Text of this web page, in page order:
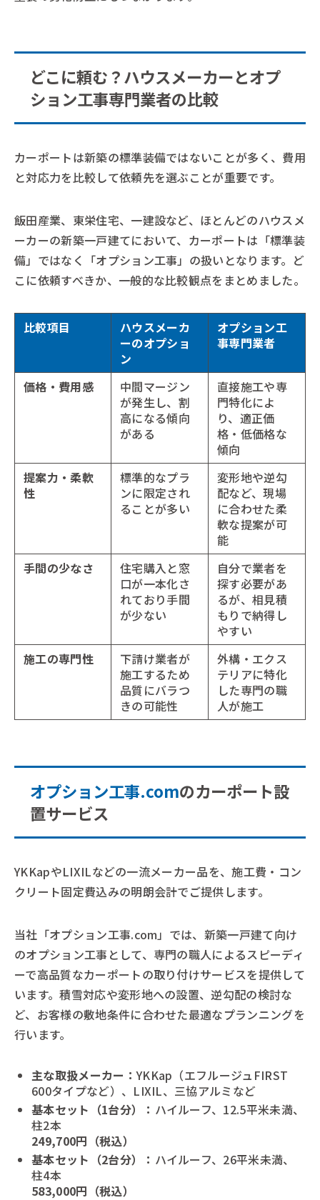
どこに頼む？ハウスメーカーとオプ
ション工事専門業者の比較
カーポートは新築の標準装備ではないことが多く、費用
と対応力を比較して依頼先を選ぶことが重要です。
飯田産業、東栄住宅、一建設など、ほとんどのハウスメ
ーカーの新築一戸建てにおいて、カーポートは「標準装
備」ではなく「オプション工事」の扱いとなります。ど
こに依頼すべきか、一般的な比較観点をまとめました。
比較項目
ハウスメーカ
ーのオプショ
ン
オプション工
事専門業者
価格・費用感
中間マージン
が発生し、割
高になる傾向
がある
直接施工や専
門特化によ
り、適正価
格・低価格な
傾向
提案力・柔軟
性
標準的なプラ
ンに限定され
ることが多い
変形地や逆勾
配など、現場
に合わせた柔
軟な提案が可
能
手間の少なさ
住宅購入と窓
口が一本化さ
れており手間
が少ない
自分で業者を
探す必要があ
るが、相見積
もりで納得し
やすい
施工の専門性
下請け業者が
施工するため
品質にバラつ
きの可能性
外構・エクス
テリアに特化
した専門の職
人が施工
オプション工事.comのカーポート設
置サービス
YKKapやLIXILなどの一流メーカー品を、施工費・コン
クリート固定費込みの明朗会計でご提供します。
当社「オプション工事.com」では、新築一戸建て向け
のオプション工事として、専門の職人によるスピーディ
ーで高品質なカーポートの取り付けサービスを提供して
います。積雪対応や変形地への設置、逆勾配の検討な
ど、お客様の敷地条件に合わせた最適なプランニングを
行います。
主な取扱メーカー：YKKap（エフルージュFIRST
600タイプなど）、LIXIL、三協アルミなど
基本セット（1台分）： ハイルーフ、12.5平米未満、
柱2本
249,700円（税込）
基本セット（2台分）： ハイルーフ、26平米未満、
柱4本
583,000円（税込）